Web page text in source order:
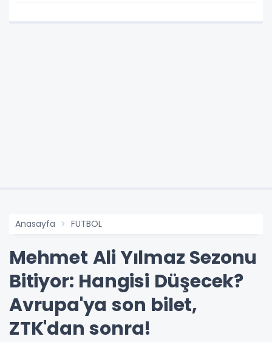
Anasayfa FUTBOL
Mehmet Ali Yılmaz Sezonu
Bitiyor: Hangisi Düşecek?
Avrupa'ya son bilet,
ZTK'dan sonra!